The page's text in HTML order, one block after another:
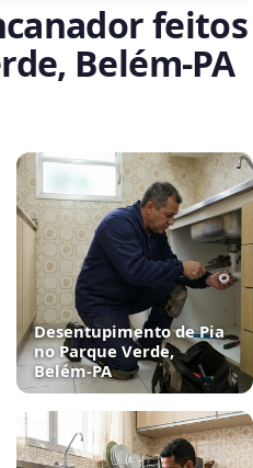
feitos
Belém‑PA
Desentupimento de Pia
no Parque Verde,
Belém‑PA